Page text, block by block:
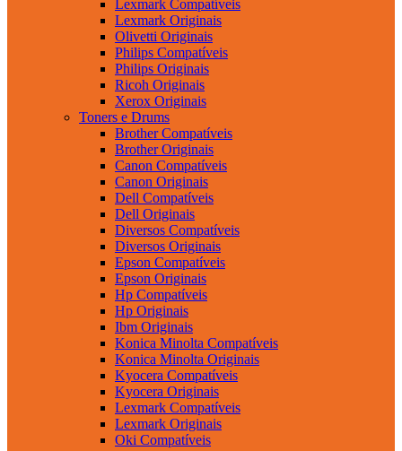
Lexmark Compatíveis
Lexmark Originais
Olivetti Originais
Philips Compatíveis
Philips Originais
Ricoh Originais
Xerox Originais
Toners e Drums
Brother Compatíveis
Brother Originais
Canon Compatíveis
Canon Originais
Dell Compatíveis
Dell Originais
Diversos Compatíveis
Diversos Originais
Epson Compatíveis
Epson Originais
Hp Compatíveis
Hp Originais
Ibm Originais
Konica Minolta Compatíveis
Konica Minolta Originais
Kyocera Compatíveis
Kyocera Originais
Lexmark Compatíveis
Lexmark Originais
Oki Compatíveis